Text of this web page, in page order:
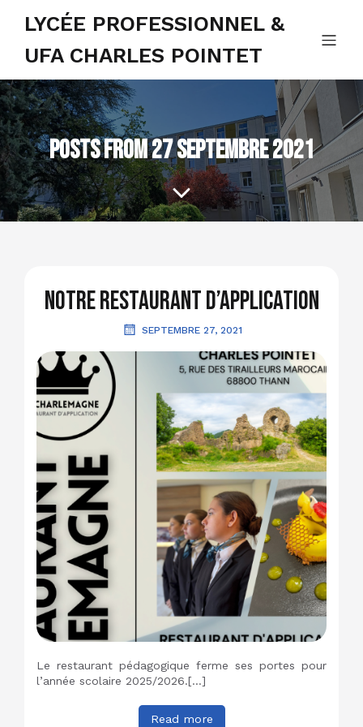
LYCÉE PROFESSIONNEL &
UFA CHARLES POINTET
Posts from 27 septembre 2021
Notre restaurant d’application
SEPTEMBRE 27, 2021
Le restaurant pédagogique ferme ses portes pour
l’année scolaire 2025/2026.[…]
Read more